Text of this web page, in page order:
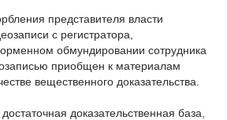
представителя власти
с регистратора,
обмундировании сотрудника
приобщен к материалам
вещественного доказательства.
доказательственная база,